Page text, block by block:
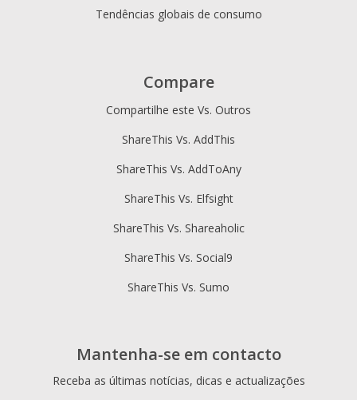
Tendências globais de consumo
Compare
Compartilhe este Vs. Outros
ShareThis Vs. AddThis
ShareThis Vs. AddToAny
ShareThis Vs. Elfsight
ShareThis Vs. Shareaholic
ShareThis Vs. Social9
ShareThis Vs. Sumo
Mantenha-se em contacto
Receba as últimas notícias, dicas e actualizações